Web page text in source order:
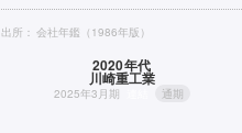
出所： 会社年鑑（1986年版）
2020年代
川崎重工業
2025年3月期 通期